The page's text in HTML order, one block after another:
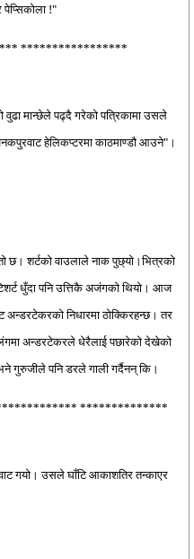
पेप्सिकोला !"
*****************
वुढा मान्छेले पढ्दै गरेको पत्रिकामा उसले
हेलिकप्टरमा काठमाण्डौ आउने"।
छ। शर्टको वाउलाले नाक पुछ्यो।भित्रको
धुँदा पनि उत्तिकै अजंगको थियो। आज
निधारमा ठोक्किरहन्छ। तर
अन्डरटेकरले धेरैलाई पछारेको देखेको
पनि डरले गाली गर्दैनन् कि।
**************
गयो। उसले घाँटि आकाशतिर तन्काएर